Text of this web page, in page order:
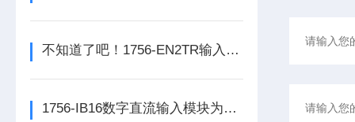
不知道了吧！1756-EN2TR输入模块是数控系统动力的保障
1756-IB16数字直流输入模块为整个自动化系统提供精准的数据支撑